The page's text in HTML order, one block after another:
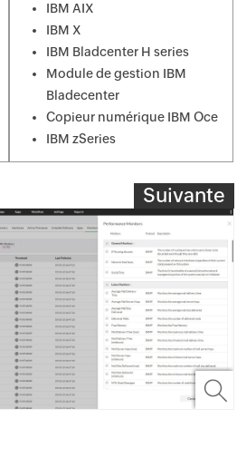
IBM AIX
IBM X
IBM Bladcenter H series
Module de gestion IBM
Bladecenter
Copieur numérique IBM Oce
IBM zSeries
Suivante